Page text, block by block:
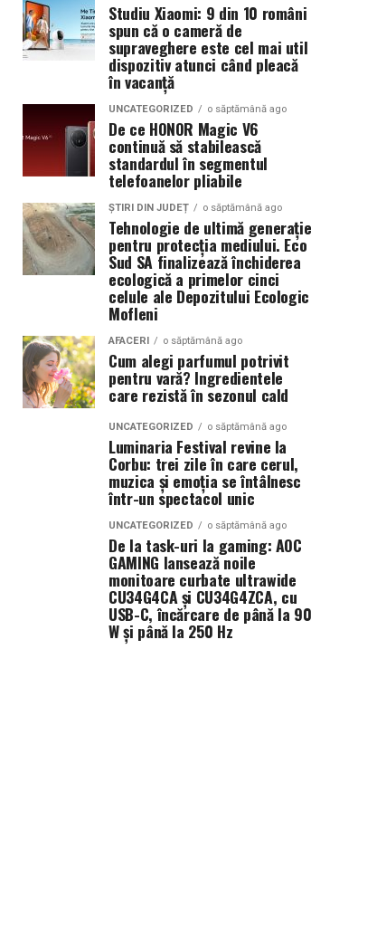
Studiu Xiaomi: 9 din 10 români
spun că o cameră de
supraveghere este cel mai util
dispozitiv atunci când pleacă
în vacanță
UNCATEGORIZED o săptămână ago
De ce HONOR Magic V6
continuă să stabilească
standardul în segmentul
telefoanelor pliabile
ȘTIRI DIN JUDEȚ o săptămână ago
Tehnologie de ultimă generație
pentru protecția mediului. Eco
Sud SA finalizează închiderea
ecologică a primelor cinci
celule ale Depozitului Ecologic
Mofleni
AFACERI o săptămână ago
Cum alegi parfumul potrivit
pentru vară? Ingredientele
care rezistă în sezonul cald
UNCATEGORIZED o săptămână ago
Luminaria Festival revine la
Corbu: trei zile în care cerul,
muzica și emoția se întâlnesc
într-un spectacol unic
UNCATEGORIZED o săptămână ago
De la task-uri la gaming: AOC
GAMING lansează noile
monitoare curbate ultrawide
CU34G4CA și CU34G4ZCA, cu
USB-C, încărcare de până la 90
W și până la 250 Hz